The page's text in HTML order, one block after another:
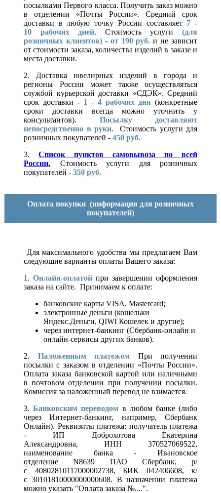
посылками Первого класса. Получить заказ можно
в отделении «Почты России». Средний срок
доставки в любую точку России составляет 7 -
10 рабочих дней. Стоимость услуги(для
розничных клиентов)- от 190 руб. и не зависит
от стоимости заказа, количества изделий в заказе и
места доставки.
2. Доставка ювелирных изделий в города и
регионы России может также осуществляться
службой курьерской доставки «СДЭК». Средний
срок доставки - 1 - 4 рабочих дня (конкретные
сроки доставки всегда можно уточнить у
консультантов). Посылку доставляют
непосредственно в руки.
Стоимость услуги для
розничных покупателей - 450 руб.
3. Список пунктов самовывоза по всей
России.
Стоимость услуги для розничных
покупателей - 350 руб.
Оплата покупки (информация для розничных
покупателей)
Для максимального удобства мы предлагаем Вам
следующие варианты оплаты Вашего заказа:
1. Онлайн-оплатой при завершении оформления
заказа на сайте. Принимаем к оплате:
банковские карты VISA, Mastercard;
электронные деньги (кошельки
Яндекс.Деньги, QIWI Кошелек и другие);
через интернет-банкинг (Сбербанк-онлайн и
онлайн-сервисы других банков).
2. Наложенным платежом При получении
посылки с заказом в отделении «Почты России».
Оплата заказа банковской картой или наличными
в почтовом отделении при получении посылки.
Комиссия за наложенный перевод не взимается.
3.Банковским переводом в любом банке (либо
через Интернет-банкинг, например, Сбербанк
Онлайн). Реквизиты платежа: получатель платежа
- ИП Доброхотова Екатерина
Александровна, ИНН 370527069522,
наименование банка - Ивановское
отделение N8639 ПАО Сбербанк, р/
с 40802810117000002738, БИК 042406608, к/
с 30101810000000000608. В назначении платежа
можно указать "Оплата заказа №....".